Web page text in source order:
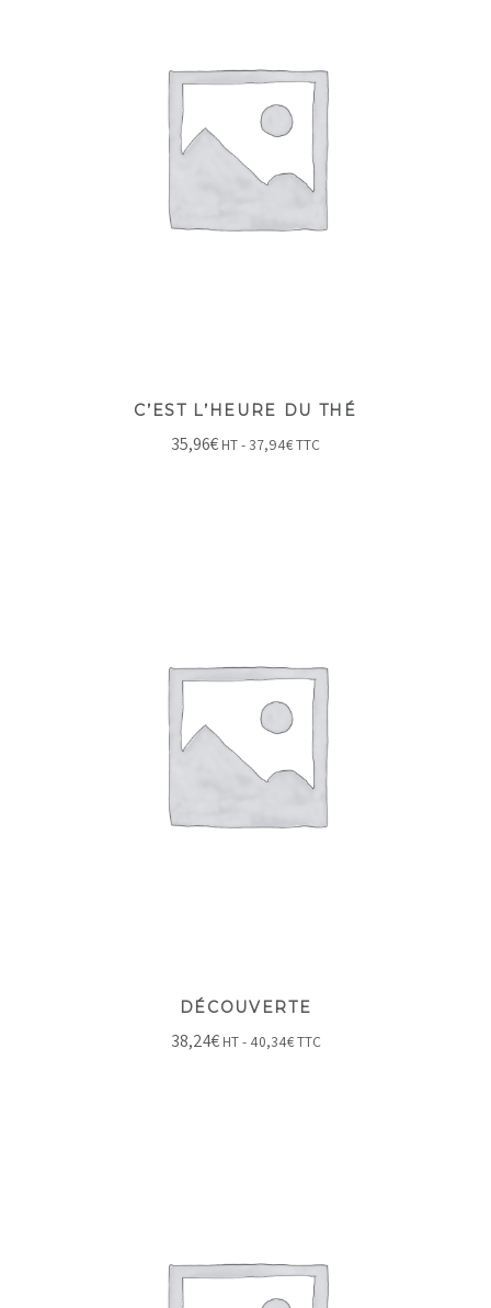
C’EST L’HEURE DU THÉ
35,96€ HT -37,94€TTC
DÉCOUVERTE
38,24€ HT - 40,34€TTC